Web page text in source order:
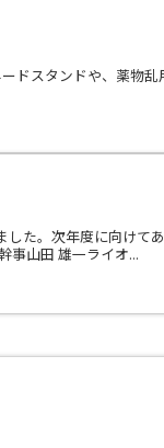
ドスタンドや、薬物
た。次年度に向けて
事山田 雄一ライオ...